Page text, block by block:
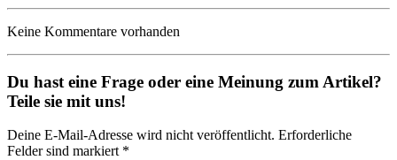
Keine Kommentare vorhanden
Du hast eine Frage oder eine Meinung zum Artikel?
Teile sie mit uns!
Deine E-Mail-Adresse wird nicht veröffentlicht. Erforderliche
Felder sind markiert *